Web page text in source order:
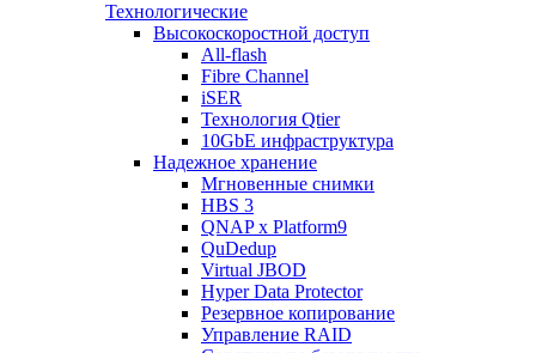
Технологические
Высокоскоростной доступ
All-flash
Fibre Channel
iSER
Технология Qtier
10GbE инфраструктура
Надежное хранение
Мгновенные снимки
HBS 3
QNAP x Platform9
QuDedup
Virtual JBOD
Hyper Data Protector
Резервное копирование
Управление RAID